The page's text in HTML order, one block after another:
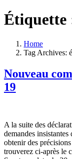
Étiquette
Home
Tag Archives:
Nouveau
19
A la suite des
demandes
obtenir des
trouverez ci-après le